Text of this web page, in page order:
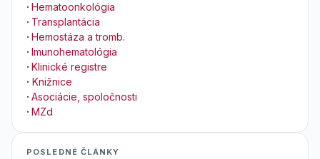
· Hematoonkológia
· Transplantácia
· Hemostáza a tromb.
· Imunohematológia
· Klinické registre
· Knižnice
· Asociácie, spoločnosti
· MZd
POSLEDNÉ ČLÁNKY